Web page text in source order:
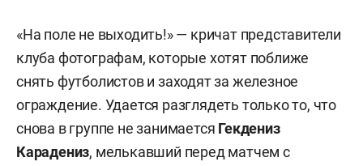
«На поле не выходить!» — кричат представители
клуба фотографам, которые хотят поближе
снять футболистов и заходят за железное
ограждение. Удается разглядеть только то, что
снова в группе не занимается Гекдениз
Карадениз, мелькавший перед матчем с